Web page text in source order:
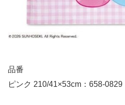
品番
ピンク 210/41×53cm：658-0829